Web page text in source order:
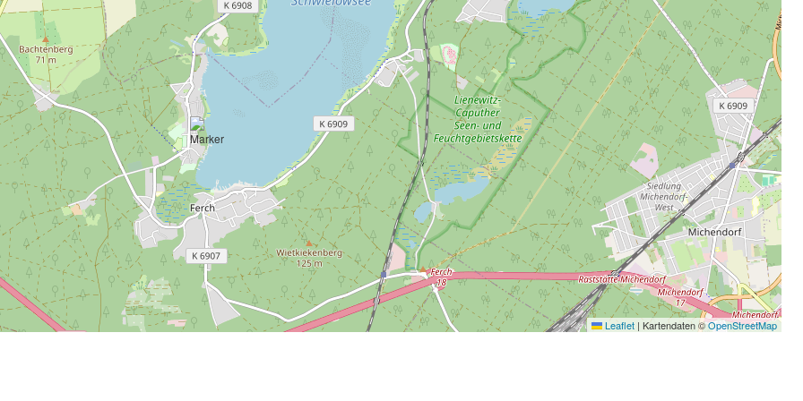
Leaflet | Kartendaten ©OpenStreetMap